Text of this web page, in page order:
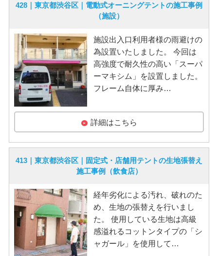
428｜東京都渋谷区｜電動式オーニングテントの施工事例
（施設）
施設出入口利用者様の雨避けの
為設置いたしました。 今回は
高強度で耐久性の高い「スーパ
ーマキシム」を設置しました。
フレーム自体に厚み…
詳細はこちら
413｜東京都渋谷区｜固定式・店舗用テントの生地張替え
施工事例（飲食店）
経年劣化による汚れ、破れのた
め、生地の張替えを行いまし
た。 使用している生地は高級
感溢れるコットンタイプの「シ
ャガール」を使用して…